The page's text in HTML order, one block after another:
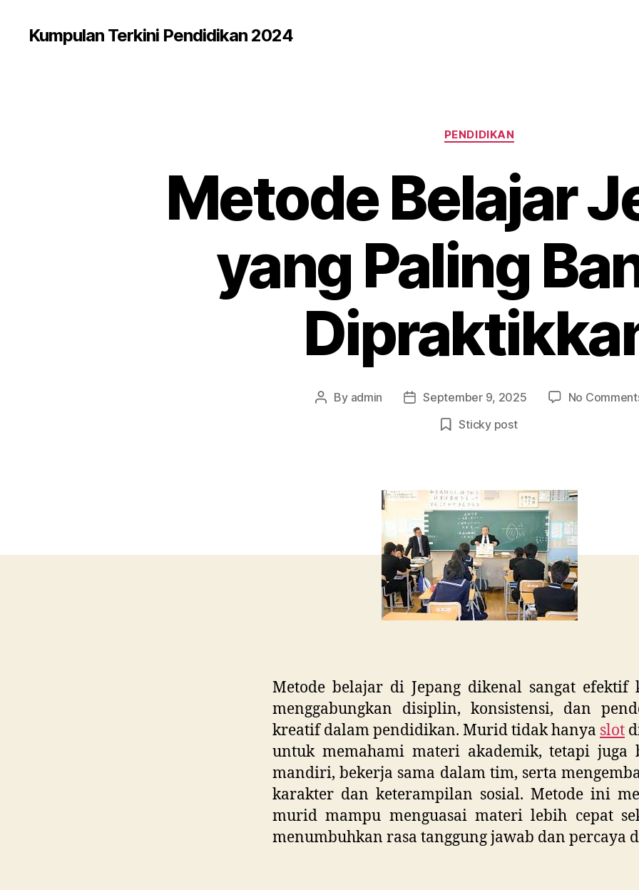
Kumpulan Terkini Pendidikan 2024
Categories
PENDIDIKAN
Metode Belajar
yang Paling
Post
By admin
PostSeptember 9, 2025 No
Sticky post
Metode belajar di Jepang dikenal sangat efektif
menggabungkan disiplin, konsistensi, dan
kreatif dalam pendidikan. Murid tidak hanya slot
untuk memahami materi akademik, tetapi juga
mandiri, bekerja sama dalam tim, serta
karakter dan keterampilan sosial. Metode ini
murid mampu menguasai materi lebih cepat
menumbuhkan rasa tanggung jawab dan percaya